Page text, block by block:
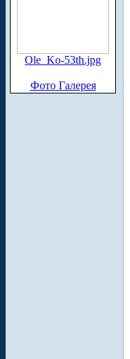
Ole_Ko-53th.jpg
Фото Галерея